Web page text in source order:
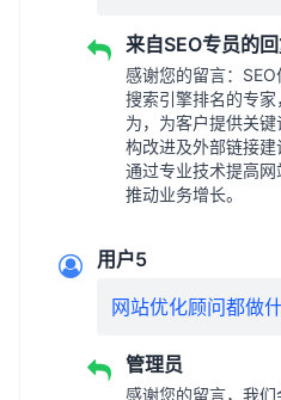
来自SEO专员的回
感谢您的留言：
搜索引擎排名的专
为，为客户提供关
构改进及外部链接
通过专业技术提高网
推动业务增长。
用户5
网站优化顾问都做什
管理员
感谢您的留言，我们